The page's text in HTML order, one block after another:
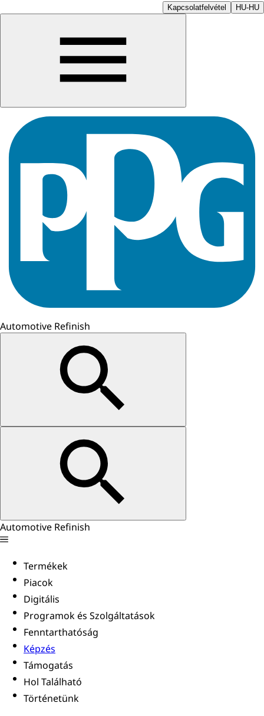
Kapcsolatfelvétel HU-HU
Automotive Refinish
Automotive Refinish
Termékek
Piacok
Digitális
Programok és Szolgáltatások
Fenntarthatóság
Képzés
Támogatás
Hol Található
Történetünk